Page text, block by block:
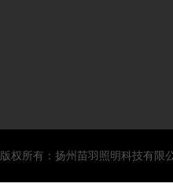
版权所有：扬州苗羽照明科技有限